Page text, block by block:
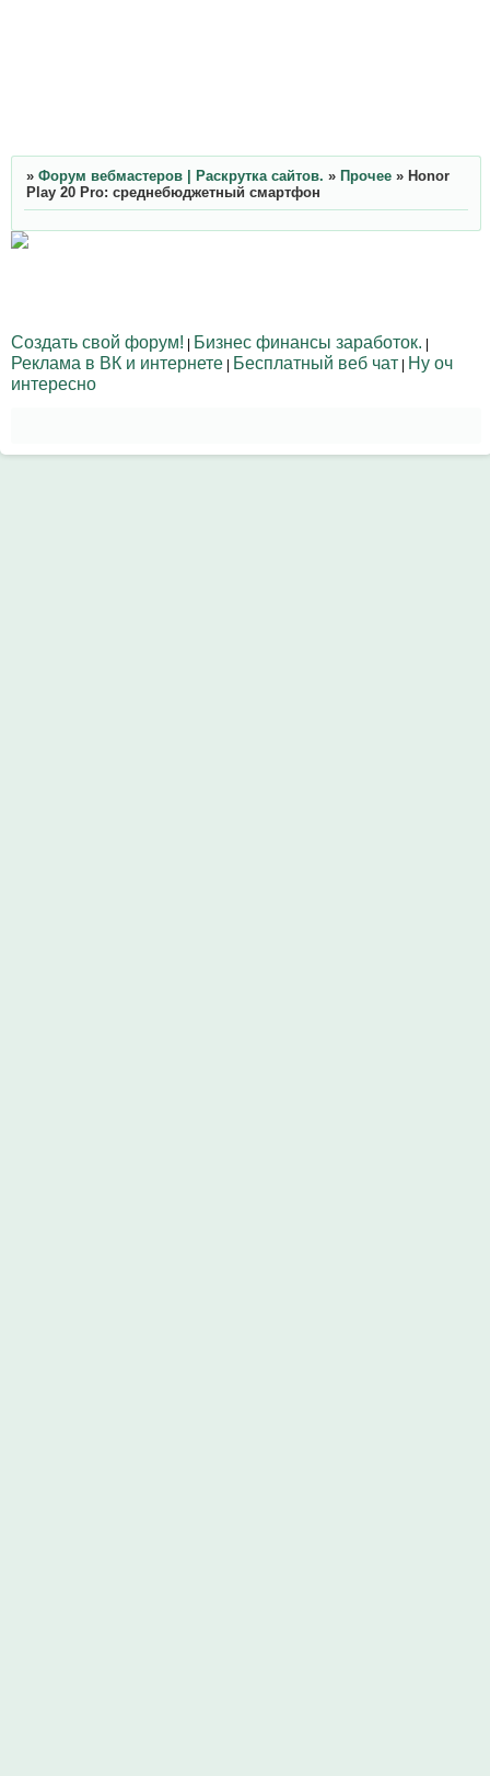
» Форум вебмастеров | Раскрутка сайтов. » Прочее » Honor
Play 20 Pro: среднебюджетный смартфон
Создать свой форум! | Бизнес финансы заработок. |
Реклама в ВК и интернете | Бесплатный веб чат | Ну оч
интересно